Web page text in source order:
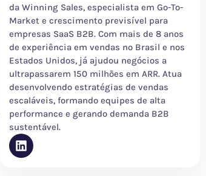
da Winning Sales, especialista em Go-To-
Market e crescimento previsível para
empresas SaaS B2B. Com mais de 8 anos
de experiência em vendas no Brasil e nos
Estados Unidos, já ajudou negócios a
ultrapassarem 150 milhões em ARR. Atua
desenvolvendo estratégias de vendas
escaláveis, formando equipes de alta
performance e gerando demanda B2B
sustentável.